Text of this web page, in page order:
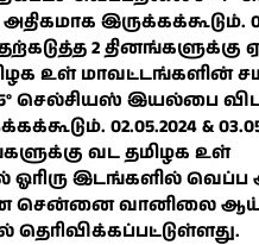
இருக்கக்கூடும்.
அதற்கடுத்த 2
உள் மாவட்டங்களின்
5° செல்சியஸ் இயல்பை
02.05.2024 &
வட தமிழக உள்
ஓரிரு இடங்களில்
சென்னை வானிலை
தெரிவிக்கப்பட்டுள்ளது.